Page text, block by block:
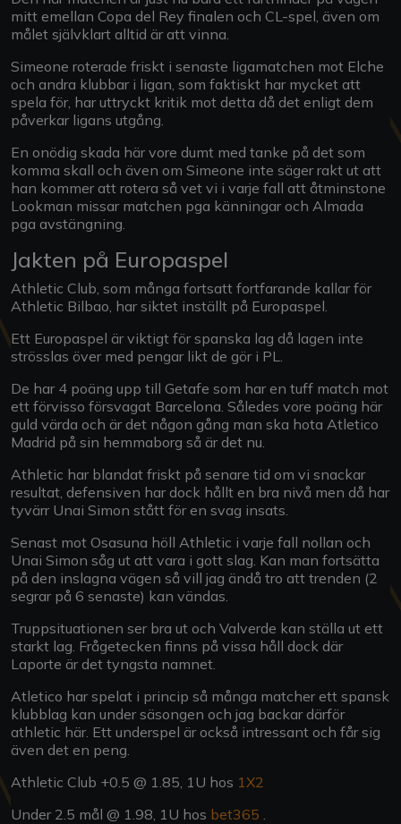
mitt emellan Copa del Rey finalen och CL-spel, även om
målet självklart alltid är att vinna.
Simeone roterade friskt i senaste ligamatchen mot Elche
och andra klubbar i ligan, som faktiskt har mycket att
spela för, har uttryckt kritik mot detta då det enligt dem
påverkar ligans utgång.
En onödig skada här vore dumt med tanke på det som
komma skall och även om Simeone inte säger rakt ut att
han kommer att rotera så vet vi i varje fall att åtminstone
Lookman missar matchen pga känningar och Almada
pga avstängning.
Jakten på Europaspel
Athletic Club, som många fortsatt fortfarande kallar för
Athletic Bilbao, har siktet inställt på Europaspel.
Ett Europaspel är viktigt för spanska lag då lagen inte
strösslas över med pengar likt de gör i PL.
De har 4 poäng upp till Getafe som har en tuff match mot
ett förvisso försvagat Barcelona. Således vore poäng här
guld värda och är det någon gång man ska hota Atletico
Madrid på sin hemmaborg så är det nu.
Athletic har blandat friskt på senare tid om vi snackar
resultat, defensiven har dock hållt en bra nivå men då har
tyvärr Unai Simon stått för en svag insats.
Senast mot Osasuna höll Athletic i varje fall nollan och
Unai Simon såg ut att vara i gott slag. Kan man fortsätta
på den inslagna vägen så vill jag ändå tro att trenden (2
segrar på 6 senaste) kan vändas.
Truppsituationen ser bra ut och Valverde kan ställa ut ett
starkt lag. Frågetecken finns på vissa håll dock där
Laporte är det tyngsta namnet.
Atletico har spelat i princip så många matcher ett spansk
klubblag kan under säsongen och jag backar därför
athletic här. Ett underspel är också intressant och får sig
även det en peng.
Athletic Club +0.5 @ 1.85, 1U hos 1X2
Under 2.5 mål @ 1.98, 1U hos bet365 .